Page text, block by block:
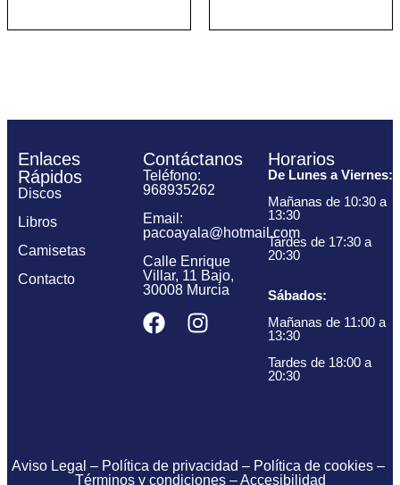
Enlaces
Rápidos
Discos
Libros
Camisetas
Contacto
Contáctanos
Teléfono:
968935262
Email:
pacoayala@hotmail.com
Calle Enrique
Villar, 11 Bajo,
30008 Murcia
Horarios
De Lunes a Viernes:
Mañanas de 10:30 a
13:30
Tardes de 17:30 a
20:30
Sábados:
Mañanas de 11:00 a
13:30
Tardes de 18:00 a
20:30
Aviso Legal – Política de privacidad – Política de cookies –
Términos y condiciones–Accesibilidad